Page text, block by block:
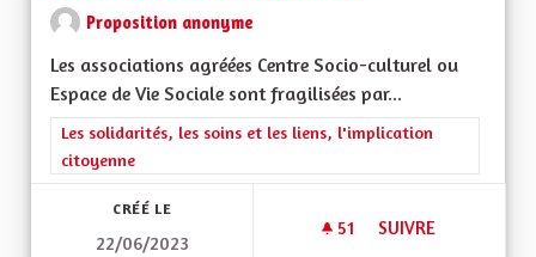
Proposition anonyme
Les associations agréées Centre Socio-culturel ou
Espace de Vie Sociale sont fragilisées par...
Filtrer les résultats de la catégorie : Les solidarités, les soins
Les solidarités, les soins et les liens, l'implication
citoyenne
CRÉÉ LE
22/06/2023
51 51 ABONNÉS
SUIVRE